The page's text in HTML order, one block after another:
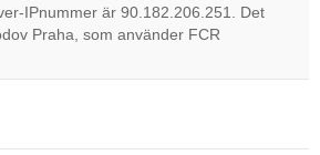
Do you
IPnummer är 90.182.206.251. Det
Praha, som använder FCR